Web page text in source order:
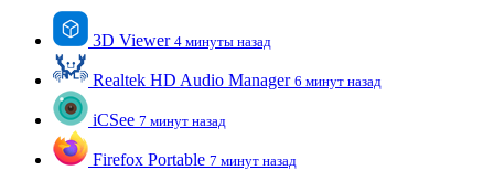
3D Viewer 4 минуты назад
Realtek HD Audio Manager 6 минут назад
iCSee 7 минут назад
Firefox Portable 7 минут назад